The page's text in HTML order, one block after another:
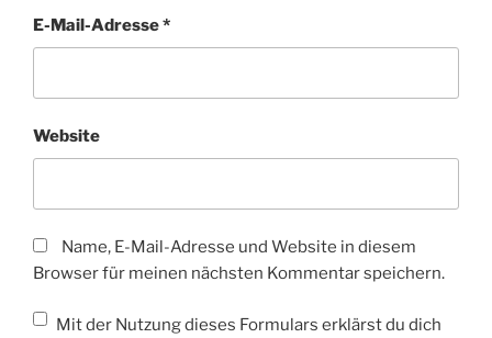
E-Mail-Adresse*
Website
Name, E-Mail-Adresse und Website in diesem
Browser für meinen nächsten Kommentar speichern.
Mit der Nutzung dieses Formulars erklärst du dich